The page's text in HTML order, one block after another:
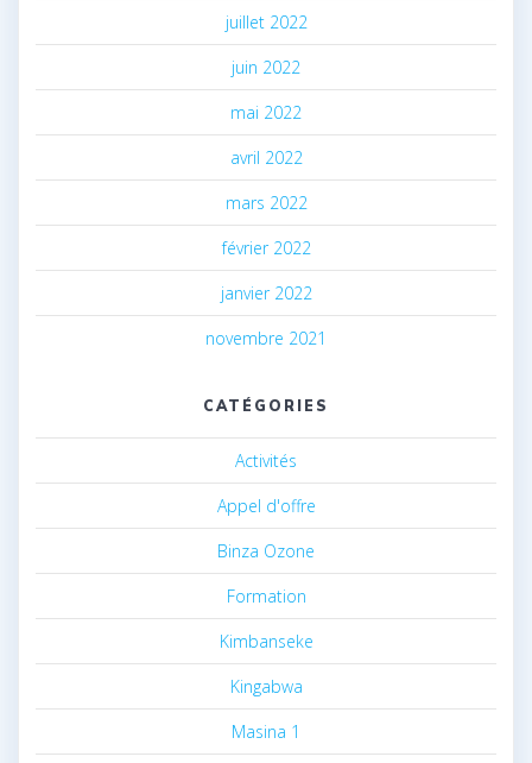
juillet 2022
juin 2022
mai 2022
avril 2022
mars 2022
février 2022
janvier 2022
novembre 2021
CATÉGORIES
Activités
Appel d'offre
Binza Ozone
Formation
Kimbanseke
Kingabwa
Masina 1